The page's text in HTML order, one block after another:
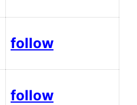
follow
follow